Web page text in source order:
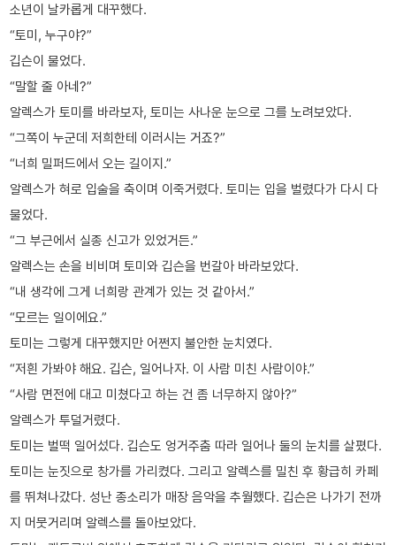
소년이 날카롭게 대꾸했다.
“토미, 누구야?”
깁슨이 물었다.
“말할 줄 아네?”
알렉스가 토미를 바라보자, 토미는 사나운 눈으로 그를 노려보았다.
“그쪽이 누군데 저희한테 이러시는 거죠?”
“너희 밀퍼드에서 오는 길이지.”
알렉스가 혀로 입술을 축이며 이죽거렸다. 토미는 입을 벌렸다가 다시 다
물었다.
“그 부근에서 실종 신고가 있었거든.”
알렉스는 손을 비비며 토미와 깁슨을 번갈아 바라보았다.
“내 생각에 그게 너희랑 관계가 있는 것 같아서.”
“모르는 일이에요.”
토미는 그렇게 대꾸했지만 어쩐지 불안한 눈치였다.
“저흰 가봐야 해요. 깁슨, 일어나자. 이 사람 미친 사람이야.”
“사람 면전에 대고 미쳤다고 하는 건 좀 너무하지 않아?”
알렉스가 투덜거렸다.
토미는 벌떡 일어섰다. 깁슨도 엉거주춤 따라 일어나 둘의 눈치를 살폈다.
토미는 눈짓으로 창가를 가리켰다. 그리고 알렉스를 밀친 후 황급히 카페
를 뛰쳐나갔다. 성난 종소리가 매장 음악을 추월했다. 깁슨은 나가기 전까
지 머뭇거리며 알렉스를 돌아보았다.